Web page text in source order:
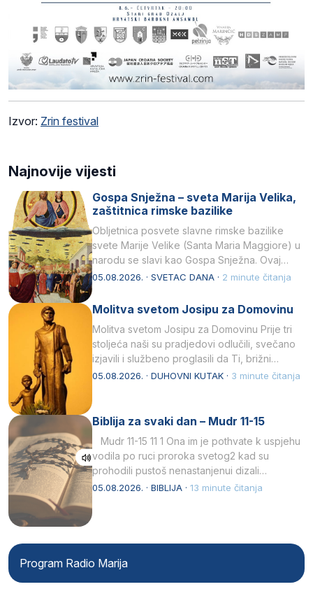
Izvor: Zrin festival
Najnovije vijesti
Gospa Snježna – sveta Marija Velika,
zaštitnica rimske bazilike
Obljetnica posvete slavne rimske bazilike
svete Marije Velike (Santa Maria Maggiore) u
narodu se slavi kao Gospa Snježna. Ovaj
naziv, Sancta Maria…
05.08.2026. · SVETAC DANA · 2 minute čitanja
Molitva svetom Josipu za Domovinu
Molitva svetom Josipu za Domovinu Prije tri
stoljeća naši su pradjedovi odlučili, svečano
izjavili i službeno proglasili da Ti, brižni
Poočime Isusov,…
05.08.2026. · DUHOVNI KUTAK · 3 minute čitanja
Biblija za svaki dan – Mudr 11-15
Mudr 11-15 11 1 Ona im je pothvate k uspjehu
vodila po ruci proroka svetog2 kad su
prohodili pustoš nenastanjenui dizali…
05.08.2026. · BIBLIJA · 13 minute čitanja
Program Radio Marija